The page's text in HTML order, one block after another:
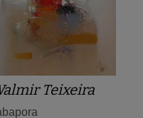
Teixeira